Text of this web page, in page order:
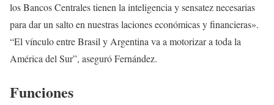
los Bancos Centrales tienen la inteligencia y sensatez necesarias
para dar un salto en nuestras laciones económicas y financieras».
“El vínculo entre Brasil y Argentina va a motorizar a toda la
América del Sur”, aseguró Fernández.
Funciones